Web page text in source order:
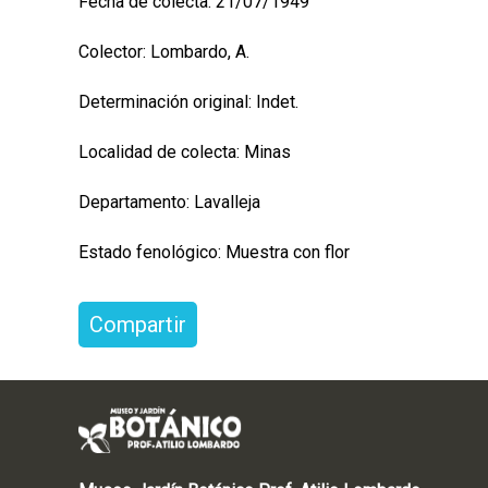
Colector: Lombardo, A.
Determinación original: Indet.
Localidad de colecta: Minas
Departamento: Lavalleja
Estado fenológico: Muestra con flor
Compartir